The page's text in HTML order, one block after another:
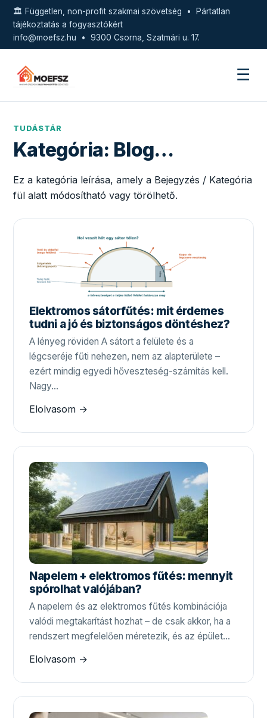
🏛️ Független, non-profit szakmai szövetség • Pártatlan
tájékoztatás a fogyasztókért
info@moefsz.hu • 9300 Csorna, Szatmári u. 17.
☰
TUDÁSTÁR
Kategória: Blog…
Ez a kategória leírása, amely a Bejegyzés / Kategória
fül alatt módosítható vagy törölhető.
Elektromos sátorfűtés: mit érdemes
tudni a jó és biztonságos döntéshez?
A lényeg röviden A sátort a felülete és a
légcseréje fűti nehezen, nem az alapterülete –
ezért mindig egyedi hőveszteség-számítás kell.
Nagy…
Elolvasom →
Napelem + elektromos fűtés: mennyit
spórolhat valójában?
A napelem és az elektromos fűtés kombinációja
valódi megtakarítást hozhat – de csak akkor, ha a
rendszert megfelelően méretezik, és az épület…
Elolvasom →